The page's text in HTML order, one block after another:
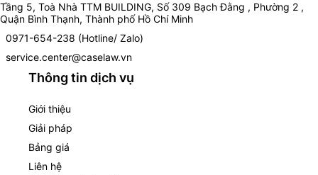
Tầng 5, Toà Nhà TTM BUILDING, Số 309 Bạch Đằng , Phường 2 ,
Quận Bình Thạnh, Thành phố Hồ Chí Minh
0971-654-238 (Hotline/ Zalo)
service.center@caselaw.vn
Thông tin dịch vụ
Giới thiệu
Giải pháp
Bảng giá
Liên hệ